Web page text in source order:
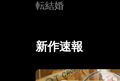
転結婚
新作速報